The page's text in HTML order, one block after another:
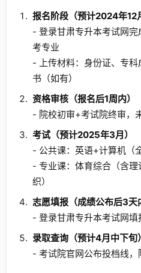
报名阶段（预计2024年12
- 登录甘肃专升本考试网
考专业
- 上传材料：身份证、专
书（如有）
资格审核（报名后1周内）
- 院校初审+考试院终审，
考试（预计2025年3月）
- 公共课：英语+计算机（
- 专业课：体育综合（含
织）
志愿填报（成绩公布后3天
- 登录甘肃专升本考试网
录取查询（预计4月中下旬）
- 考试院官网公布投档线